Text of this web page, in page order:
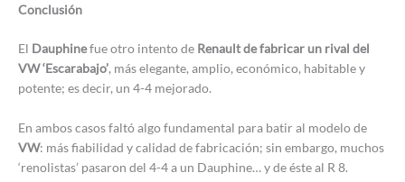
Conclusión
El Dauphinefue otro intento de Renault de fabricar un rival del
VW ‘Escarabajo’, más elegante, amplio, económico, habitable y
potente; es decir, un 4-4 mejorado.
En ambos casos faltó algo fundamental para batir al modelo de
VW: más fiabilidad y calidad de fabricación; sin embargo, muchos
‘renolistas’ pasaron del 4-4 a un Dauphine… y de éste al R 8.